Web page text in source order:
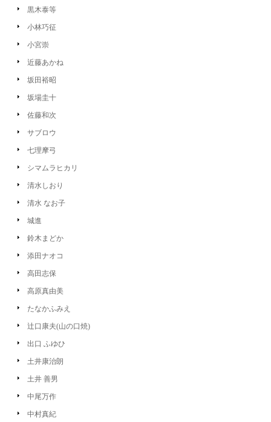
黒木泰等
小林巧征
小宮崇
近藤あかね
坂田裕昭
坂場圭十
佐藤和次
サブロウ
七理摩弓
シマムラヒカリ
清水しおり
清水 なお子
城進
鈴木まどか
添田ナオコ
高田志保
高原真由美
たなかふみえ
辻口康夫(山の口焼)
出口 ふゆひ
土井康治朗
土井 善男
中尾万作
中村真紀